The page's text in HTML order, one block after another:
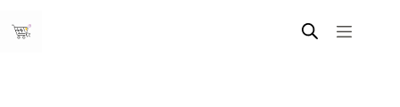
content